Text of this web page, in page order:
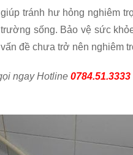
tránh hư hỏng nghiêm
sống. Bảo vệ sức
đề chưa trở nên nghiêm
ngay Hotline 0784.51.3333